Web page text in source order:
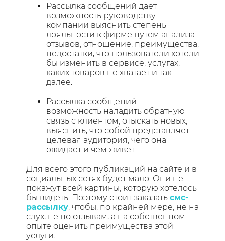
Рассылка сообщений дает
возможность руководству
компании выяснить степень
лояльности к фирме путем анализа
отзывов, отношение, преимущества,
недостатки, что пользователи хотели
бы изменить в сервисе, услугах,
каких товаров не хватает и так
далее.
Рассылка сообщений –
возможность наладить обратную
связь с клиентом, отыскать новых,
выяснить, что собой представляет
целевая аудитория, чего она
ожидает и чем живет.
Для всего этого публикаций на сайте и в
социальных сетях будет мало. Они не
покажут всей картины, которую хотелось
бы видеть. Поэтому стоит заказать смс-
рассылку, чтобы, по крайней мере, не на
слух, не по отзывам, а на собственном
опыте оценить преимущества этой
услуги.